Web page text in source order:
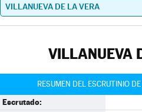
VILLANUEVA
RESUMEN DEL ESCRUTINIO
Escrutado: